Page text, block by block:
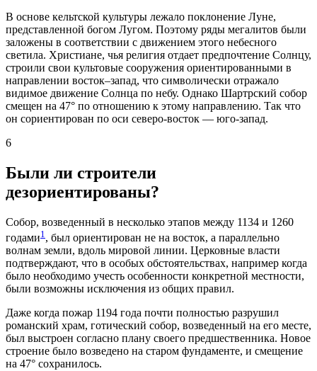
В основе кельтской культуры лежало поклонение Луне,
представленной богом Лугом. Поэтому ряды мегалитов были
заложены в соответствии с движением этого небесного
светила. Христиане, чья религия отдает предпочтение Солнцу,
строили свои культовые сооружения ориентированными в
направлении восток–запад, что символически отражало
видимое движение Солнца по небу. Однако Шартрский собор
смещен на 47° по отношению к этому направлению. Так что
он сориентирован по оси северо-восток — юго-запад.
6
Были ли строители
дезориентированы?
Собор, возведенный в несколько этапов между 1134 и 1260
годами1, был ориентирован не на восток, а параллельно
волнам земли, вдоль мировой линии. Церковные власти
подтверждают, что в особых обстоятельствах, например когда
было необходимо учесть особенности конкретной местности,
были возможны исключения из общих правил.
Даже когда пожар 1194 года почти полностью разрушил
романский храм, готический собор, возведенный на его месте,
был выстроен согласно плану своего предшественника. Новое
строение было возведено на старом фундаменте, и смещение
на 47° сохранилось.